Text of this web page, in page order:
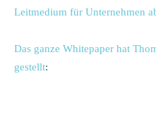
Leitmedium für Unternehmen
Das ganze Whitepaper hat
gestellt: